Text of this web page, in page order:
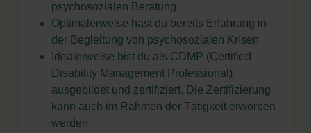
psychosozialen Beratung
Optimalerweise hast du bereits Erfahrung in
der Begleitung von psychosozialen Krisen
Idealerweise bist du als CDMP (Certified
Disability Management Professional)
ausgebildet und zertifiziert. Die Zertifizierung
kann auch im Rahmen der Tätigkeit erworben
werden